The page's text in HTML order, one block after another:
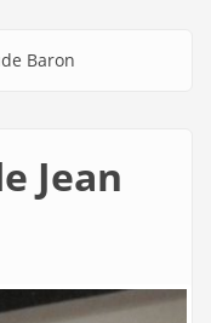
Baron
Jean